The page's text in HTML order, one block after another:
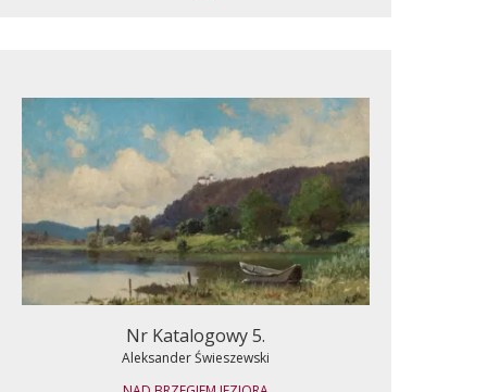
Nr Katalogowy 5.
Aleksander Świeszewski